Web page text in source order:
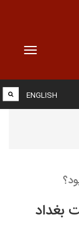
Toggle
ENGLISH
بغداد